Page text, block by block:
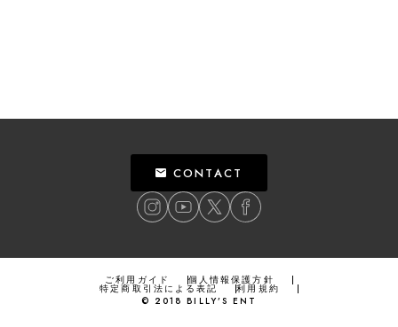
CONTACT
ご利用ガイド 個人情報保護方針
特定商取引法による表記
利用規約
© 2018 BILLY’S ENT